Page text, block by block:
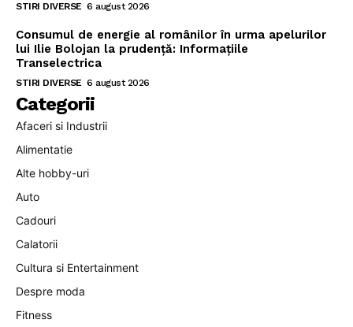
STIRI DIVERSE 6 august 2026
Consumul de energie al românilor în urma apelurilor
lui Ilie Bolojan la prudență: Informațiile
Transelectrica
STIRI DIVERSE 6 august 2026
Categorii
Afaceri si Industrii
Alimentatie
Alte hobby-uri
Auto
Cadouri
Calatorii
Cultura si Entertainment
Despre moda
Fitness